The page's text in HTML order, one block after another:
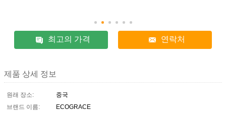
최고의 가격 연락처
제품 상세 정보
원래 장소:
중국
브랜드 이름:
ECOGRACE